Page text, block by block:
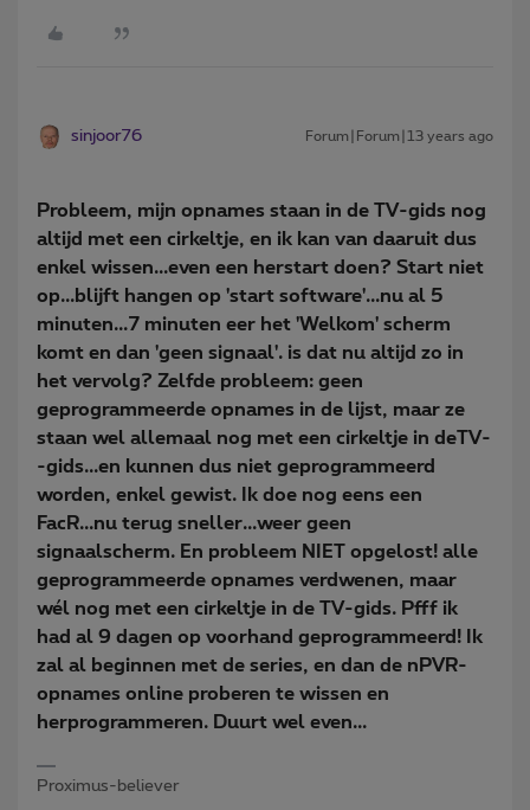
sinjoor76 Forum|Forum|13 years ago
Probleem, mijn opnames staan in de TV-gids nog
altijd met een cirkeltje, en ik kan van daaruit dus
enkel wissen...even een herstart doen? Start niet
op...blijft hangen op 'start software'...nu al 5
minuten...7 minuten eer het 'Welkom' scherm
komt en dan 'geen signaal'. is dat nu altijd zo in
het vervolg? Zelfde probleem: geen
geprogrammeerde opnames in de lijst, maar ze
staan wel allemaal nog met een cirkeltje in deTV-
-gids...en kunnen dus niet geprogrammeerd
worden, enkel gewist. Ik doe nog eens een
FacR...nu terug sneller...weer geen
signaalscherm. En probleem NIET opgelost! alle
geprogrammeerde opnames verdwenen, maar
wél nog met een cirkeltje in de TV-gids. Pfff ik
had al 9 dagen op voorhand geprogrammeerd! Ik
zal al beginnen met de series, en dan de nPVR-
opnames online proberen te wissen en
herprogrammeren. Duurt wel even...
Proximus-believer